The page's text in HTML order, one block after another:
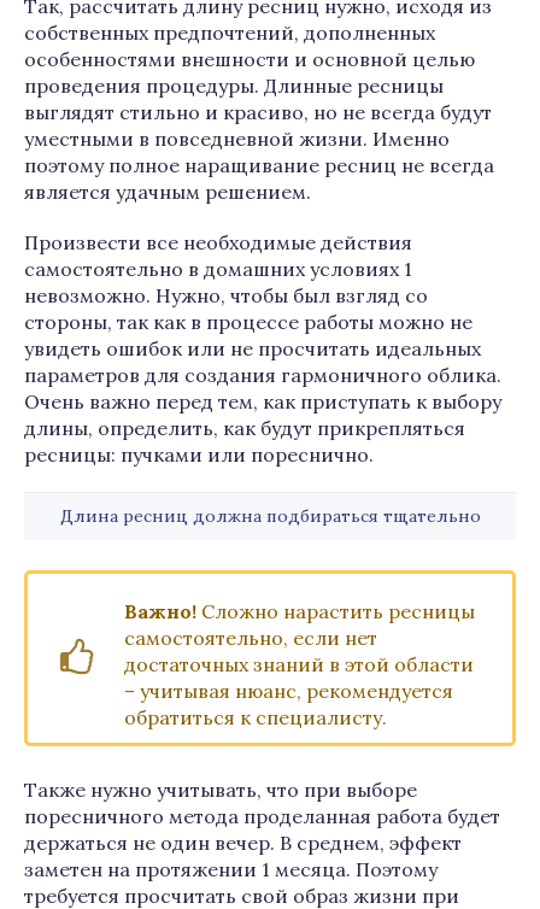
Так, рассчитать длину ресниц нужно, исходя из
собственных предпочтений, дополненных
особенностями внешности и основной целью
проведения процедуры. Длинные ресницы
выглядят стильно и красиво, но не всегда будут
уместными в повседневной жизни. Именно
поэтому полное наращивание ресниц не всегда
является удачным решением.
Произвести все необходимые действия
самостоятельно в домашних условиях 1
невозможно. Нужно, чтобы был взгляд со
стороны, так как в процессе работы можно не
увидеть ошибок или не просчитать идеальных
параметров для создания гармоничного облика.
Очень важно перед тем, как приступать к выбору
длины, определить, как будут прикрепляться
ресницы: пучками или пореснично.
Длина ресниц должна подбираться тщательно
Важно! Сложно нарастить ресницы
самостоятельно, если нет
достаточных знаний в этой области
– учитывая нюанс, рекомендуется
обратиться к специалисту.
Также нужно учитывать, что при выборе
поресничного метода проделанная работа будет
держаться не один вечер. В среднем, эффект
заметен на протяжении 1 месяца. Поэтому
требуется просчитать свой образ жизни при